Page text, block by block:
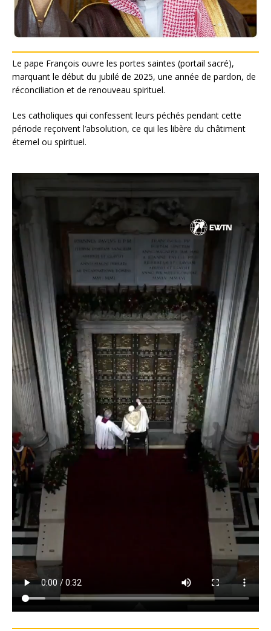
Le pape François ouvre les portes saintes (portail sacré),
marquant le début du jubilé de 2025, une année de pardon, de
réconciliation et de renouveau spirituel.
Les catholiques qui confessent leurs péchés pendant cette
période reçoivent l’absolution, ce qui les libère du châtiment
éternel ou spirituel.